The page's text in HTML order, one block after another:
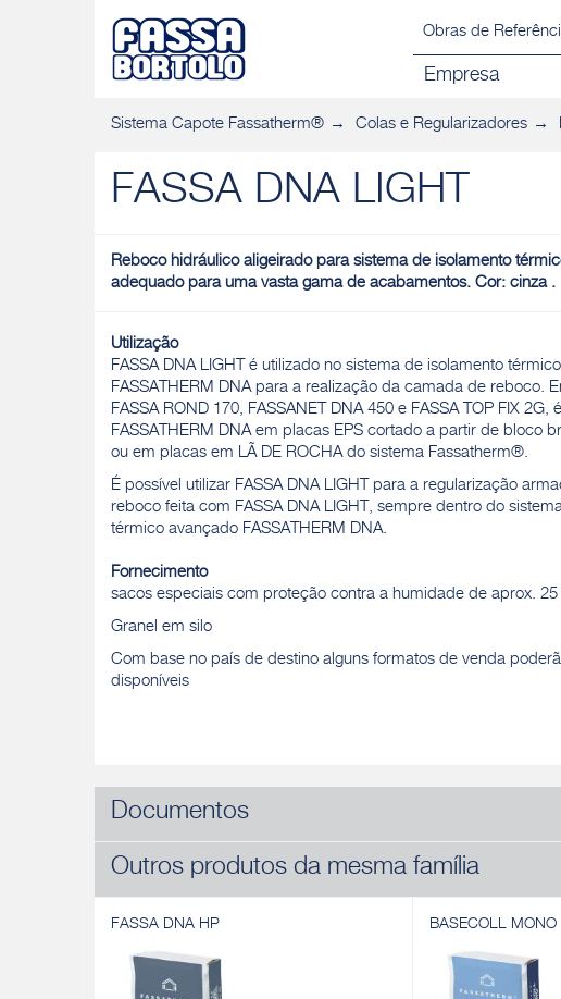
Obras de
Empresa
Sistema Capote Fassatherm® Colas e Regularizadores
FASSA DNA LIGHT
Reboco hidráulico aligeirado para sistema de isolamento
adequado para uma vasta gama de acabamentos. Cor: cinza .
Utilização
FASSA DNA LIGHT é utilizado no sistema de isolamento
FASSATHERM DNA para a realização da camada de reboco.
FASSA ROND 170, FASSANET DNA 450 e FASSA TOP FIX 2G,
FASSATHERM DNA em placas EPS cortado a partir de bloco
ou em placas em LÃ DE ROCHA do sistema Fassatherm®.
É possível utilizar FASSA DNA LIGHT para a regularização
reboco feita com FASSA DNA LIGHT, sempre dentro do
térmico avançado FASSATHERM DNA.
Fornecimento
sacos especiais com proteção contra a humidade de aprox. 25
Granel em silo
Com base no país de destino alguns formatos de venda
disponíveis
Documentos
Outros produtos da mesma família
FASSA DNA HP BASECOLL MONO